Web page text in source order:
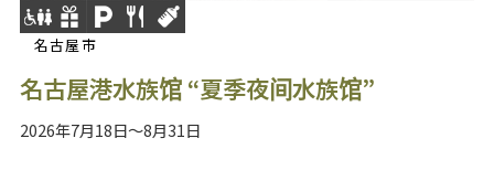
名古屋市
名古屋港水族馆 “夏季夜间水族馆”
2026年7月18日～8月31日